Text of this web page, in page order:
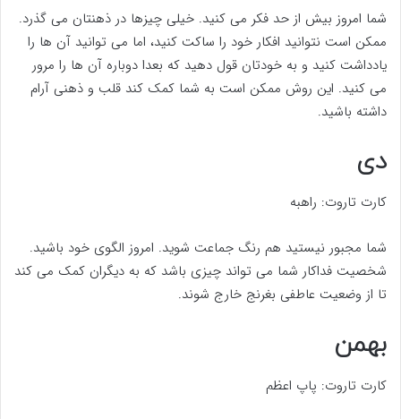
شما امروز بیش از حد فکر می کنید. خیلی چیزها در ذهنتان می گذرد.
ممکن است نتوانید افکار خود را ساکت کنید، اما می توانید آن ها را
یادداشت کنید و به خودتان قول دهید که بعدا دوباره آن ها را مرور
می کنید. این روش ممکن است به شما کمک کند قلب و ذهنی آرام
داشته باشید.
دی
کارت تاروت: راهبه
شما مجبور نیستید هم رنگ جماعت شوید. امروز الگوی خود باشید.
شخصیت فداکار شما می‌ تواند چیزی باشد که به دیگران کمک می‌ کند
تا از وضعیت عاطفی بغرنج خارج شوند.
بهمن
کارت تاروت: پاپ اعظم